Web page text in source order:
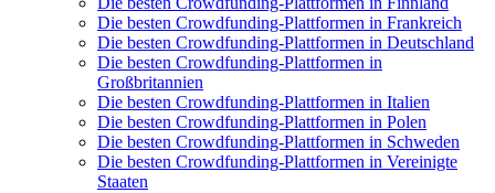
Die besten Crowdfunding-Plattformen in Frankreich
Die besten Crowdfunding-Plattformen in Deutschland
Die besten Crowdfunding-Plattformen in
Großbritannien
Die besten Crowdfunding-Plattformen in Italien
Die besten Crowdfunding-Plattformen in Polen
Die besten Crowdfunding-Plattformen in Schweden
Die besten Crowdfunding-Plattformen in Vereinigte
Staaten